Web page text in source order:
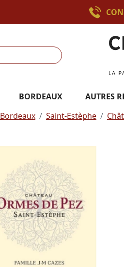
BORDEAUX AUTRES
Bordeaux Saint-Estèphe